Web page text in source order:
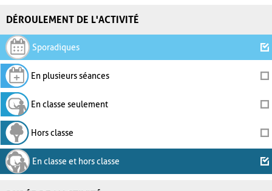
DÉROULEMENT DE L'ACTIVITÉ
Sporadiques
En plusieurs séances
En classe seulement
Hors classe
En classe et hors classe